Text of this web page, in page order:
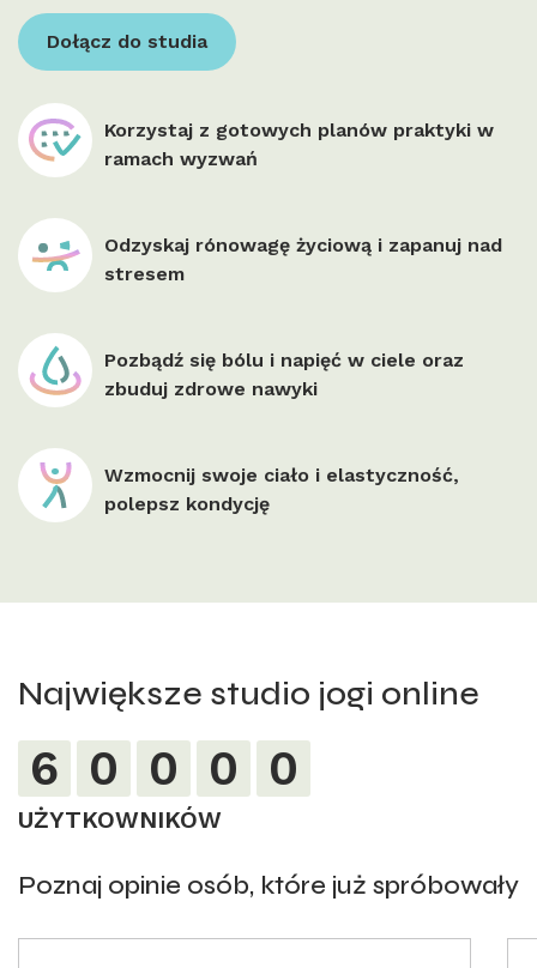
Dołącz do studia
Korzystaj z gotowych planów praktyki w
ramach wyzwań
Odzyskaj rónowagę życiową i zapanuj nad
stresem
Pozbądź się bólu i napięć w ciele oraz
zbuduj zdrowe nawyki
Wzmocnij swoje ciało i elastyczność,
polepsz kondycję
Największe studio jogi online
6 0 0 0 0
UŻYTKOWNIKÓW
Poznaj opinie osób, które już spróbowały